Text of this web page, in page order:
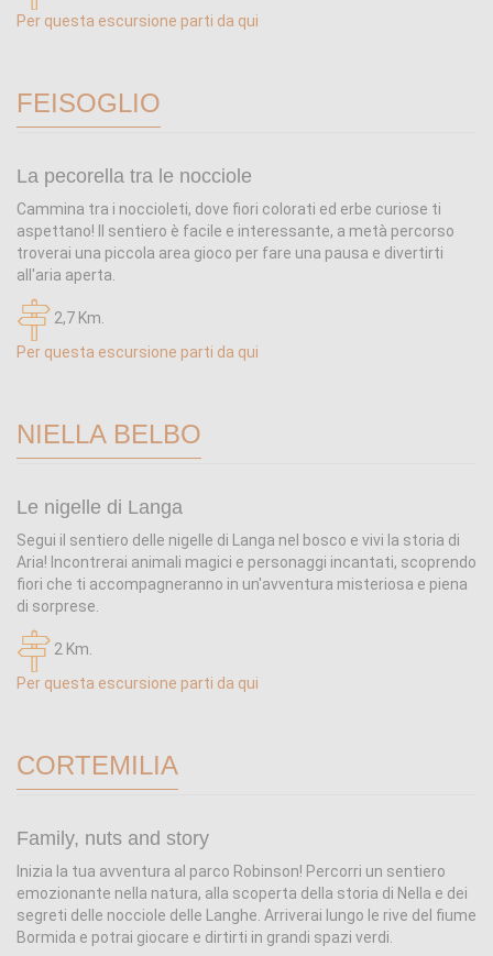
Per questa escursione parti da qui
FEISOGLIO
La pecorella tra le nocciole
Cammina tra i noccioleti, dove fiori colorati ed erbe curiose ti
aspettano! Il sentiero è facile e interessante, a metà percorso
troverai una piccola area gioco per fare una pausa e divertirti
all'aria aperta.
2,7 Km.
Per questa escursione parti da qui
NIELLA BELBO
Le nigelle di Langa
Segui il sentiero delle nigelle di Langa nel bosco e vivi la storia di
Aria! Incontrerai animali magici e personaggi incantati, scoprendo
fiori che ti accompagneranno in un'avventura misteriosa e piena
di sorprese.
2 Km.
Per questa escursione parti da qui
CORTEMILIA
Family, nuts and story
Inizia la tua avventura al parco Robinson! Percorri un sentiero
emozionante nella natura, alla scoperta della storia di Nella e dei
segreti delle nocciole delle Langhe. Arriverai lungo le rive del fiume
Bormida e potrai giocare e dirtirti in grandi spazi verdi.